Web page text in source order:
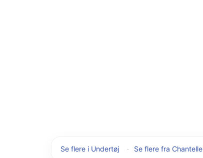
Se flere i Undertøj · Se flere fra Chantelle